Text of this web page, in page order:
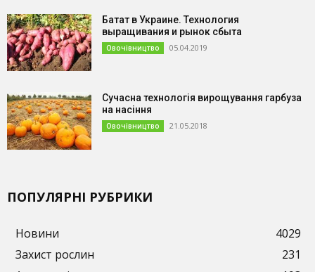
Батат в Украине. Технология
выращивания и рынок сбыта
Овочівництво 05.04.2019
Сучасна технологія вирощування гарбуза
на насіння
Овочівництво 21.05.2018
ПОПУЛЯРНІ РУБРИКИ
Новини
4029
Захист рослин
231